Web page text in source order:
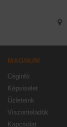
MAGNUM
Céginfó
Képviselet
Üzleteink
Viszonteladók
Kapcsolat